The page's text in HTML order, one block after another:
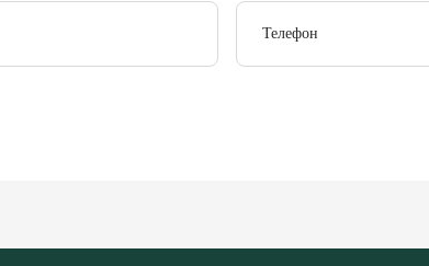
Телефон